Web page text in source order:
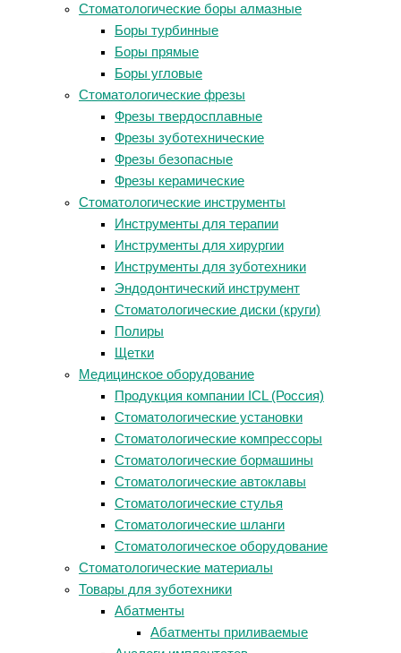
Стоматологические боры алмазные
Боры турбинные
Боры прямые
Боры угловые
Стоматологические фрезы
Фрезы твердосплавные
Фрезы зуботехнические
Фрезы безопасные
Фрезы керамические
Стоматологические инструменты
Инструменты для терапии
Инструменты для хирургии
Инструменты для зуботехники
Эндодонтический инструмент
Стоматологические диски (круги)
Полиры
Щетки
Медицинское оборудование
Продукция компании ICL (Россия)
Стоматологические установки
Стоматологические компрессоры
Стоматологические бормашины
Стоматологические автоклавы
Стоматологические стулья
Стоматологические шланги
Стоматологическое оборудование
Стоматологические материалы
Товары для зуботехники
Абатменты
Абатменты приливаемые